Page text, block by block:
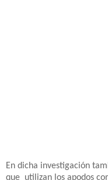
En dicha investigación
que utilizan los apodos